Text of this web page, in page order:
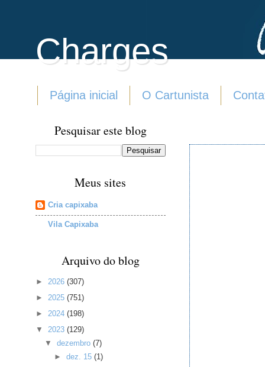
Charges
Página inicial O Cartunista
Pesquisar este blog
Meus sites
Cria capixaba
Vila Capixaba
Arquivo do blog
► 2026 (307)
► 2025 (751)
► 2024 (198)
▼ 2023 (129)
▼dezembro(7)
► dez. 15 (1)